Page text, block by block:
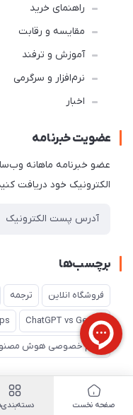
راهنمای خرید
مقایسه و رقابت
آموزش و ترفند
نرم‌افزار و سرگرمی
اخبار
عضویت خبرنامه
عضو خبرنامه ماهانه
الکترونیک خود دریافت
برچسب‌ها
فروشگاه انلاین ترجمه
ChatGPT vs Gemini
حریم خصوصی هوش
صفحه نخست